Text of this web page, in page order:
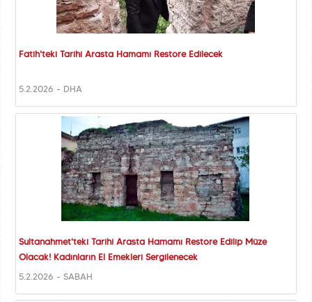
Fatih'teki Tarihi Arasta Hamamı Restore Edilecek
5.2.2026 - DHA
Sultanahmet'teki Tarihi Arasta Hamamı Restore Edilip Müze
Olacak! Kadınların El Emekleri Sergilenecek
5.2.2026 - SABAH